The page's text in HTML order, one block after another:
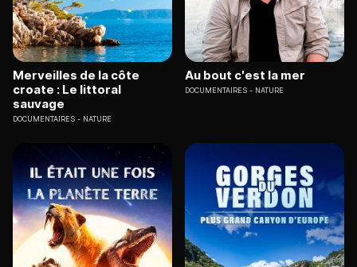
Merveilles de la côte
croate : Le littoral
sauvage
DOCUMENTAIRES NATURE
Au bout c'est la mer
DOCUMENTAIRES NATURE